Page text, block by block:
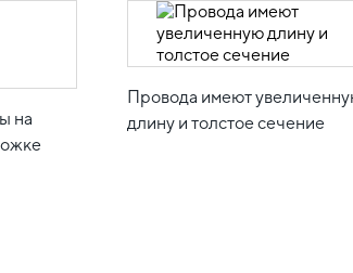
на
Провода имеют
длину и толстое сечение